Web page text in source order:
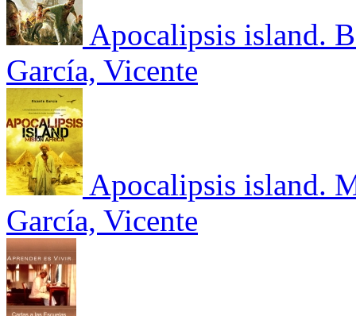
Apocalipsis island.
García, Vicente
Apocalipsis island.
García, Vicente